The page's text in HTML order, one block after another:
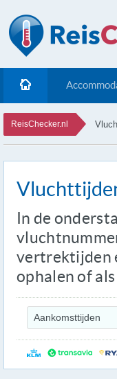
ReisChecker.nl
In de
vertrektijden
ophalen of
Aankomsttijden